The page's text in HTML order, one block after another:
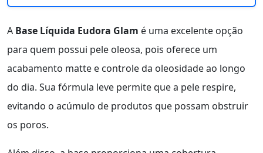
A Base Líquida Eudora Glam é uma excelente opção
para quem possui pele oleosa, pois oferece um
acabamento matte e controle da oleosidade ao longo
do dia. Sua fórmula leve permite que a pele respire,
evitando o acúmulo de produtos que possam obstruir
os poros.